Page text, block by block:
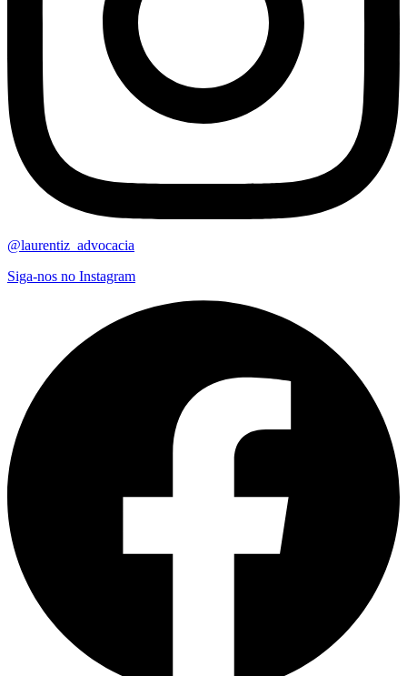
@laurentiz_advocacia
Siga-nos no Instagram